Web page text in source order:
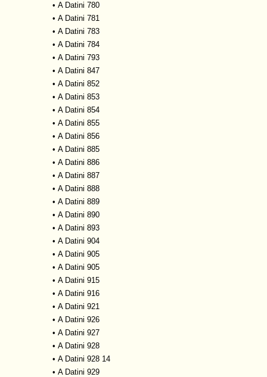
• A Datini 780
• A Datini 781
• A Datini 783
• A Datini 784
• A Datini 793
• A Datini 847
• A Datini 852
• A Datini 853
• A Datini 854
• A Datini 855
• A Datini 856
• A Datini 885
• A Datini 886
• A Datini 887
• A Datini 888
• A Datini 889
• A Datini 890
• A Datini 893
• A Datini 904
• A Datini 905
• A Datini 905
• A Datini 915
• A Datini 916
• A Datini 921
• A Datini 926
• A Datini 927
• A Datini 928
• A Datini 928 14
• A Datini 929